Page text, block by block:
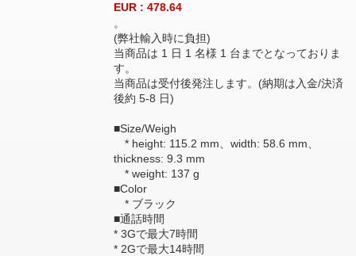
EUR : 478.64
。
(弊社輸入時に負担)
当商品は 1 日 1 名様 1 台までとなっておりま
す。
当商品は受付後発注します。(納期は入金/決済
後約 5-8 日)
■Size/Weigh
* height: 115.2 mm、width: 58.6 mm、
thickness: 9.3 mm
* weight: 137 g
■Color
* ブラック
■通話時間
* 3Gで最大7時間
* 2Gで最大14時間